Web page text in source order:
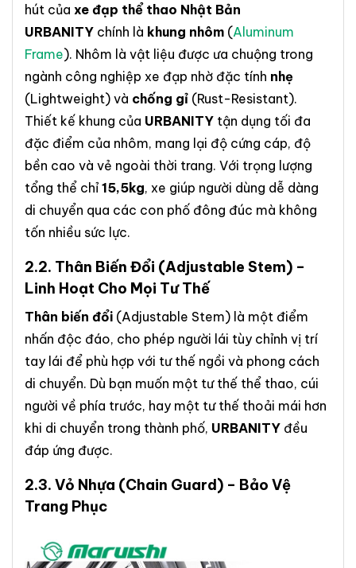
hút của xe đạp thể thao Nhật Bản
URBANITY chính là khung nhôm (Aluminum
Frame). Nhôm là vật liệu được ưa chuộng trong
ngành công nghiệp xe đạp nhờ đặc tính nhẹ
(Lightweight) và chống gỉ (Rust-Resistant).
Thiết kế khung của URBANITY tận dụng tối đa
đặc điểm của nhôm, mang lại độ cứng cáp, độ
bền cao và vẻ ngoài thời trang. Với trọng lượng
tổng thể chỉ 15,5kg, xe giúp người dùng dễ dàng
di chuyển qua các con phố đông đúc mà không
tốn nhiều sức lực.
2.2. Thân Biến Đổi (Adjustable Stem) –
Linh Hoạt Cho Mọi Tư Thế
Thân biến đổi (Adjustable Stem) là một điểm
nhấn độc đáo, cho phép người lái tùy chỉnh vị trí
tay lái để phù hợp với tư thế ngồi và phong cách
di chuyển. Dù bạn muốn một tư thế thể thao, cúi
người về phía trước, hay một tư thế thoải mái hơn
khi di chuyển trong thành phố, URBANITY đều
đáp ứng được.
2.3. Vỏ Nhựa (Chain Guard) – Bảo Vệ
Trang Phục